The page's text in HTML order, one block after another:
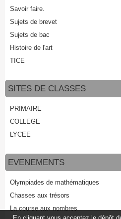
Savoir faire.
Sujets de brevet
Sujets de bac
Histoire de l'art
TICE
SITES DE CLASSES
PRIMAIRE
COLLEGE
LYCEE
EVENEMENTS
Olympiades de mathématiques
Chasses aux trésors
La course aux nombres